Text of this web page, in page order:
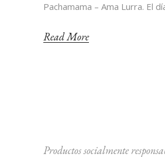
Pachamama – Ama Lurra. El
Read More
Productos socialmente